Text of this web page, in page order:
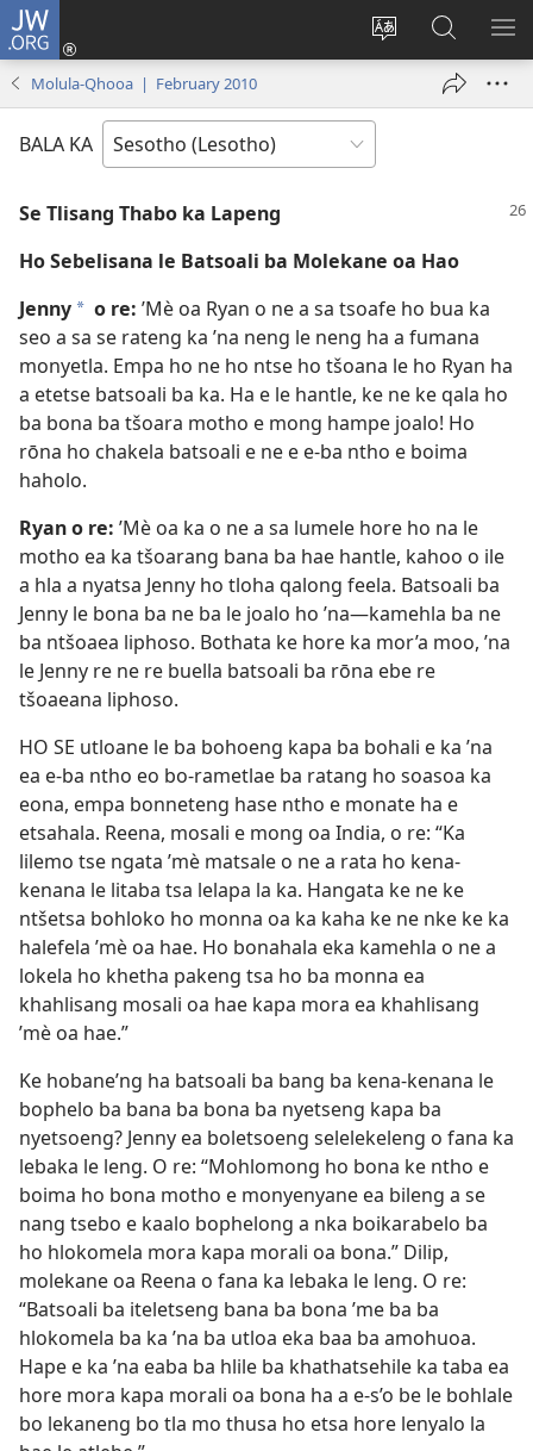
JW.ORG
Fetola
Kena
(opens
Batla
JW.ORG/
Molula-Qhooa | February 2010
BALA KA
Se Tlisang Thabo ka Lapeng
Ho Sebelisana le Batsoali ba Molekane oa Hao
Jenny * o re: ’Mè oa Ryan o ne a sa tsoafe ho bua ka
seo a sa se rateng ka ’na neng le neng ha a fumana
monyetla. Empa ho ne ho ntse ho tšoana le ho Ryan ha
a etetse batsoali ba ka. Ha e le hantle, ke ne ke qala ho
ba bona ba tšoara motho e mong hampe joalo! Ho
rōna ho chakela batsoali e ne e e-ba ntho e boima
haholo.
Ryan o re: ’Mè oa ka o ne a sa lumele hore ho na le
motho ea ka tšoarang bana ba hae hantle, kahoo o ile
a hla a nyatsa Jenny ho tloha qalong feela. Batsoali ba
Jenny le bona ba ne ba le joalo ho ’na—kamehla ba ne
ba ntšoaea liphoso. Bothata ke hore ka mor’a moo, ’na
le Jenny re ne re buella batsoali ba rōna ebe re
tšoaeana liphoso.
HO SE utloane le ba bohoeng kapa ba bohali e ka ’na
ea e-ba ntho eo bo-rametlae ba ratang ho soasoa ka
eona, empa bonneteng hase ntho e monate ha e
etsahala. Reena, mosali e mong oa India, o re: “Ka
lilemo tse ngata ’mè matsale o ne a rata ho kena-
kenana le litaba tsa lelapa la ka. Hangata ke ne ke
ntšetsa bohloko ho monna oa ka kaha ke ne nke ke ka
halefela ’mè oa hae. Ho bonahala eka kamehla o ne a
lokela ho khetha pakeng tsa ho ba monna ea
khahlisang mosali oa hae kapa mora ea khahlisang
’mè oa hae.”
Ke hobane’ng ha batsoali ba bang ba kena-kenana le
bophelo ba bana ba bona ba nyetseng kapa ba
nyetsoeng? Jenny ea boletsoeng selelekeleng o fana ka
lebaka le leng. O re: “Mohlomong ho bona ke ntho e
boima ho bona motho e monyenyane ea bileng a se
nang tsebo e kaalo bophelong a nka boikarabelo ba
ho hlokomela mora kapa morali oa bona.” Dilip,
molekane oa Reena o fana ka lebaka le leng. O re:
“Batsoali ba iteletseng bana ba bona ’me ba ba
hlokomela ba ka ’na ba utloa eka baa ba amohuoa.
Hape e ka ’na eaba ba hlile ba khathatsehile ka taba ea
hore mora kapa morali oa bona ha a e-s’o be le bohlale
bo lekaneng bo tla mo thusa ho etsa hore lenyalo la